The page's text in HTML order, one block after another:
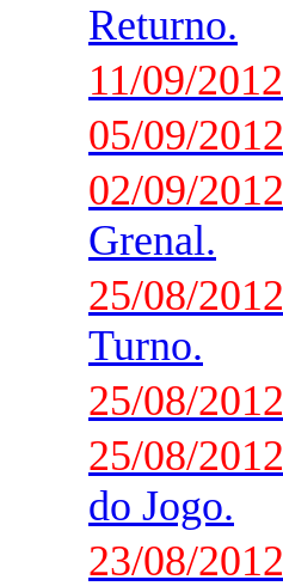
Returno.
11/09/2012
05/09/2012
02/09/2012
Grenal.
25/08/2012
Turno.
25/08/2012
25/08/2012
do Jogo.
23/08/2012